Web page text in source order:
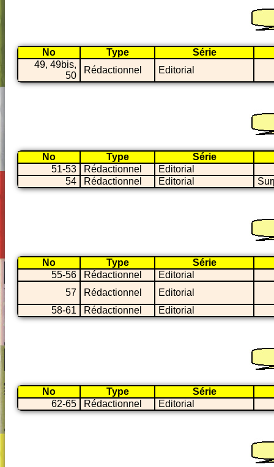
No Type
Série
49, 49bis,
50
Rédactionnel Editorial
No Type
Série
51-53
Rédactionnel
Editorial
54
Rédactionnel Editorial
No Type
Série
55-56
Rédactionnel
Editorial
57
Rédactionnel
Editorial
58-61
Rédactionnel Editorial
No Type
Série
62-65
Rédactionnel Editorial